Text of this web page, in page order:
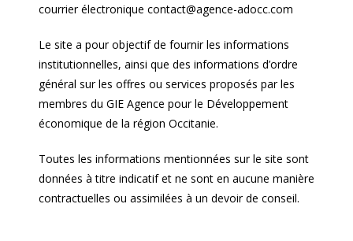
courrier électronique contact@agence-adocc.com
Le site a pour objectif de fournir les informations
institutionnelles, ainsi que des informations d’ordre
général sur les offres ou services proposés par les
membres du GIE Agence pour le Développement
économique de la région Occitanie.
Toutes les informations mentionnées sur le site sont
données à titre indicatif et ne sont en aucune manière
contractuelles ou assimilées à un devoir de conseil.